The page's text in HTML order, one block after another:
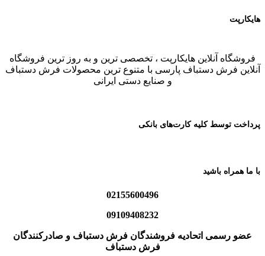
هایکارپت
فروشگاه آنلاین هایکارپت ، تخصصی ترین و به روز ترین فروشگاه
آنلاین فرش دستباف پارسی با متنوع ترین محصولات فرش دستباف
و صنایع دستی ایرانی
پرداخت توسط کلیه کارت‌های بانکی
با ما همراه باشید
02155600496
09109408232
عضو رسمی اتحادیه فروشندگان فرش دستباف و صادرکنندگان
فرش دستباف